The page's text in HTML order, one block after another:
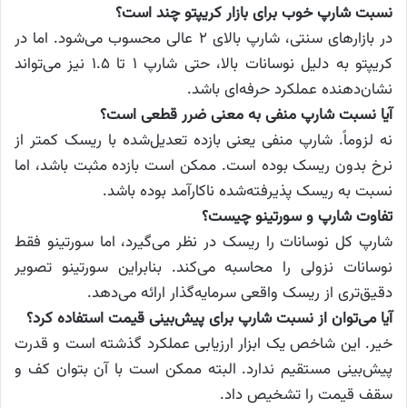
نسبت شارپ خوب برای بازار کریپتو چند است؟
در بازارهای سنتی، شارپ بالای ۲ عالی محسوب می‌شود. اما در
کریپتو به دلیل نوسانات بالا، حتی شارپ ۱ تا ۱.۵ نیز می‌تواند
نشان‌دهنده عملکرد حرفه‌ای باشد.
آیا نسبت شارپ منفی به معنی ضرر قطعی است؟
نه لزوماً. شارپ منفی یعنی بازده تعدیل‌شده با ریسک کمتر از
نرخ بدون ریسک بوده است. ممکن است بازده مثبت باشد، اما
نسبت به ریسک پذیرفته‌شده ناکارآمد بوده باشد.
تفاوت شارپ و سورتینو چیست؟
شارپ کل نوسانات را ریسک در نظر می‌گیرد، اما سورتینو فقط
نوسانات نزولی را محاسبه می‌کند. بنابراین سورتینو تصویر
دقیق‌تری از ریسک واقعی سرمایه‌گذار ارائه می‌دهد.
آیا می‌توان از نسبت شارپ برای پیش‌بینی قیمت استفاده کرد؟
خیر. این شاخص یک ابزار ارزیابی عملکرد گذشته است و قدرت
پیش‌بینی مستقیم ندارد. البته ممکن است با آن بتوان کف و
سقف قیمت را تشخیص داد.